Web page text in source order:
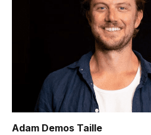
Adam Demos Taille